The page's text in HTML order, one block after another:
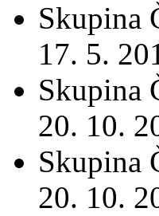
Skupina
17. 5.
Skupina
20. 10.
Skupina
20. 10.